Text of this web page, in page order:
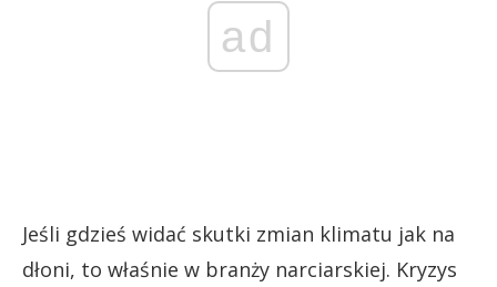
ad
Jeśli gdzieś widać skutki zmian klimatu jak na
dłoni, to właśnie w branży narciarskiej. Kryzys